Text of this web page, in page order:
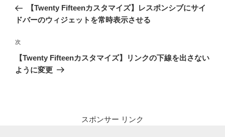
ナ
ゲ
ー
シ
の
投
【Twenty Fifteenカスタマイズ】レスポンシブにサイ
ドバーのウィジェットを常時表示させる
次
の
投
次
【Twenty Fifteenカスタマイズ】リンクの下線を出さない
ように変更
スポンサー リンク